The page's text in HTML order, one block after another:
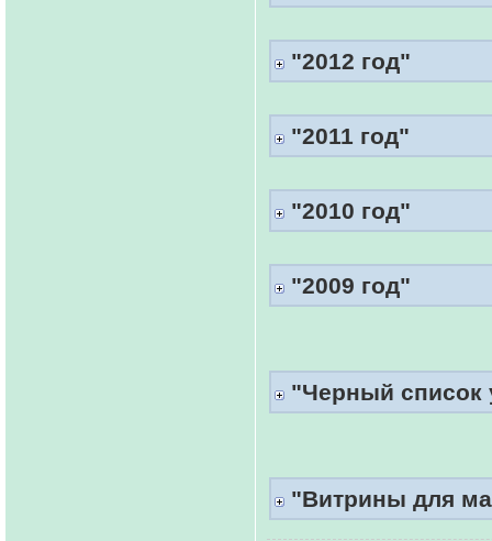
"2012 год"
"2011 год"
"2010 год"
"2009 год"
"Черный список
"Витрины для